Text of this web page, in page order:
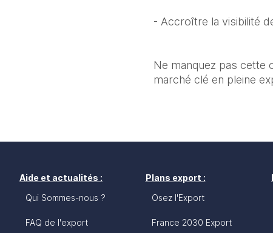
- Accroître la visibilité
Ne manquez pas cette
marché clé en pleine
Aide et actualités :
Qui Sommes-nous ?
FAQ de l'export
Plans export :
Osez l'Export
France 2030 Export